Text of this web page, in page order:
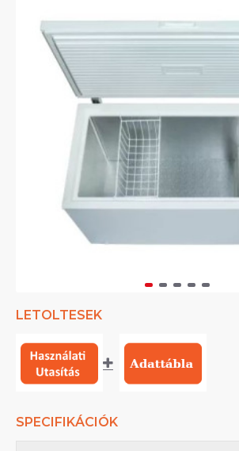
LETOLTESEK
SPECIFIKÁCIÓK